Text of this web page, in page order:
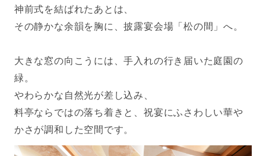
神前式を結ばれたあとは、
その静かな余韻を胸に、披露宴会場「松の間」へ。
大きな窓の向こうには、手入れの行き届いた庭園の
緑。
やわらかな自然光が差し込み、
料亭ならではの落ち着きと、祝宴にふさわしい華や
かさが調和した空間です。